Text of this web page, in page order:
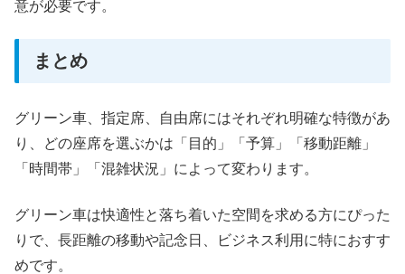
意が必要です。
まとめ
グリーン車、指定席、自由席にはそれぞれ明確な特徴があ
り、どの座席を選ぶかは「目的」「予算」「移動距離」
「時間帯」「混雑状況」によって変わります。
グリーン車は快適性と落ち着いた空間を求める方にぴった
りで、長距離の移動や記念日、ビジネス利用に特におすす
めです。